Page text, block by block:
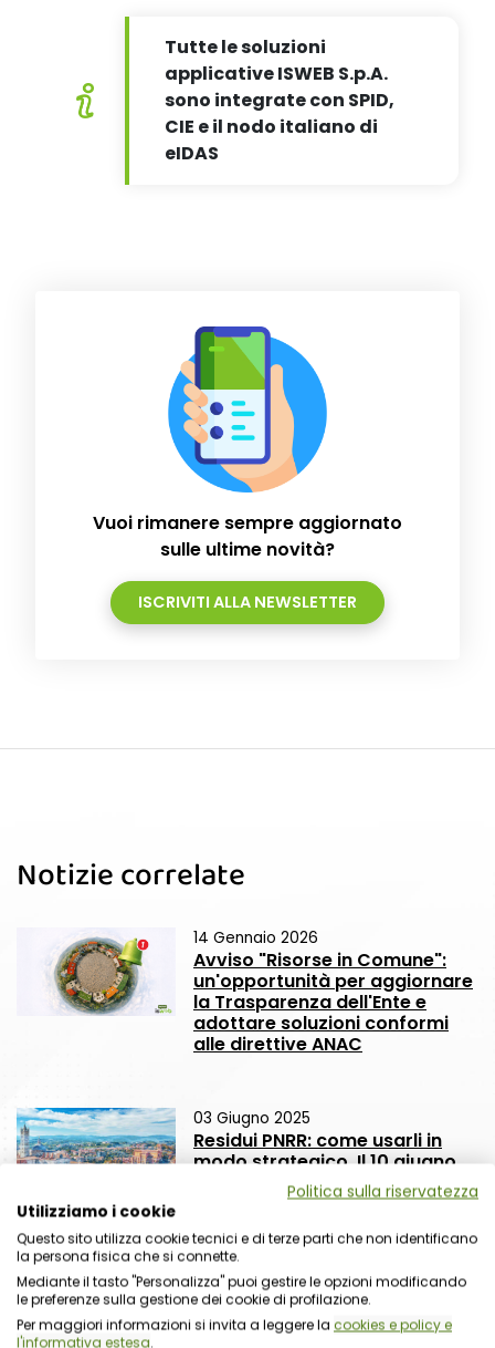
Tutte le soluzioni
applicative ISWEB S.p.A.
sono integrate con SPID,
CIE e il nodo italiano di
eIDAS
Vuoi rimanere sempre aggiornato
sulle ultime novità?
ISCRIVITI ALLA NEWSLETTER
Notizie correlate
14 Gennaio 2026
Avviso "Risorse in Comune":
un'opportunità per aggiornare
la Trasparenza dell'Ente e
adottare soluzioni conformi
alle direttive ANAC
03 Giugno 2025
Residui PNRR: come usarli in
modo strategico. Il 10 giugno
un webinar con focus
normativo e operativo
30 Maggio 2023
App IO: al via la nuova
funzionalità per la firma
Politica sulla riservatezza
Utilizziamo i cookie
Questo sito utilizza cookie tecnici e di terze parti che non identificano
la persona fisica che si connette.
Mediante il tasto "Personalizza" puoi gestire le opzioni modificando
le preferenze sulla gestione dei cookie di profilazione.
Per maggiori informazioni si invita a leggere la cookies e policy e
l'informativa estesa.